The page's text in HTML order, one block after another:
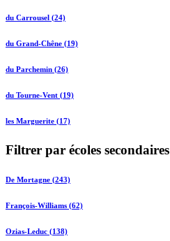
du Carrousel (24)
du Grand-Chêne (19)
du Parchemin (26)
du Tourne-Vent (19)
les Marguerite (17)
Filtrer par écoles secondaires
De Mortagne (243)
François-Williams (62)
Ozias-Leduc (138)